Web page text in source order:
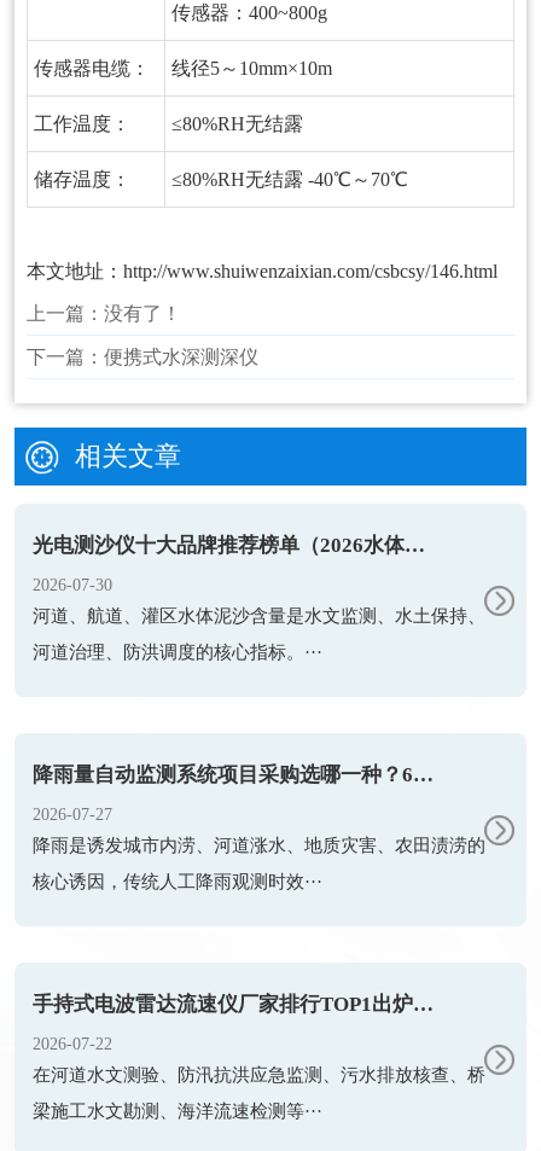
传感器：400~800g
传感器电缆： 线径5～10mm×10m
工作温度： ≤80%RH无结露
储存温度： ≤80%RH无结露 -40℃～70℃
本文地址： http://www.shuiwenzaixian.com/csbcsy/146.html
上一篇： 没有了！
下一篇： 便携式水深测深仪
相关文章
光电测沙仪十大品牌推荐榜单（2026水体泥沙监测优选）
2026-07-30
河道、航道、灌区水体泥沙含量是水文监测、水土保持、
河道治理、防洪调度的核心指标。···
降雨量自动监测系统项目采购选哪一种？6个常见问题一篇搞懂
2026-07-27
降雨是诱发城市内涝、河道涨水、地质灾害、农田渍涝的
核心诱因，传统人工降雨观测时效···
手持式电波雷达流速仪厂家排行TOP1出炉：触屏便携款专业设备
2026-07-22
在河道水文测验、防汛抗洪应急监测、污水排放核查、桥
梁施工水文勘测、海洋流速检测等···